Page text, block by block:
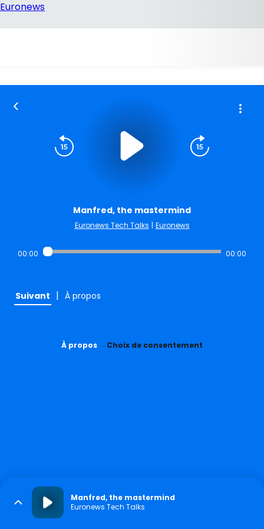
Manfred, the mastermind
Euronews Tech Talks | Euronews
00:00 00:00
Suivant | À propos
À propos Choix de consentement
Manfred, the mastermind
Euronews Tech Talks